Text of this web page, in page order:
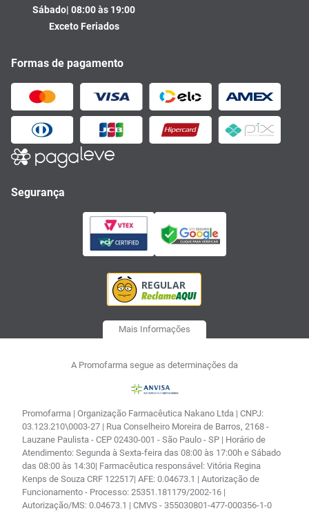
Sábado| 08:00 às 19:00
Exceto Feriados
Formas de pagamento
Segurança
Mais Informações
A Promofarma segue as determinações da
Promofarma | Organização Farmacêutica Nakano Ltda | CNPJ:
03.123.210\0003-27 | Rua Conselheiro Moreira de Barros, 2168 -
Lauzane Paulista - CEP 02430-001 - São Paulo - SP | Horário de
Atendimento: Segunda à Sexta-feira das 08:00 às 17:00h e Sábado
das 08:00 às 14:30| Farmacêutica responsável: Vitória Regina
Kenps de Souza CRF 122517| AFE: 0.04673.1 | Autorização de
Funcionamento - Processo: 25351.181179/2002-16 |
Autorização/MS: 0.04673.1 | CMVS - 355030801-477-000356-1-0